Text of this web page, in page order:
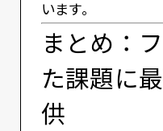
います。
まとめ：
た課題に
供